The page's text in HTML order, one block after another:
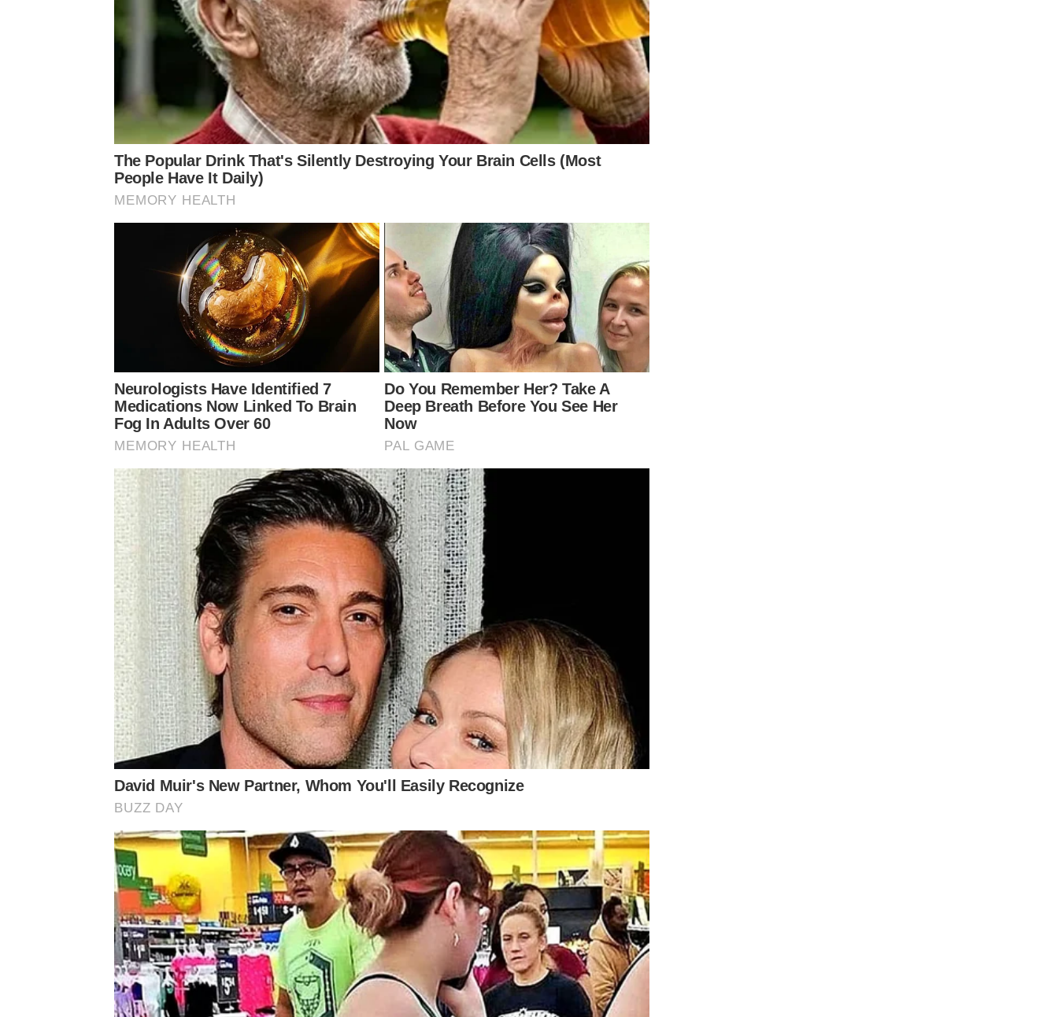
เป็นประเด็นร้อนเลยทีเดียว เมื่อมีคนในวงการโปรดักชั่นโฆษณา ระบุถึงปัญหาตัวแม่ตัวพ่อช่างแต่งหน้าดารา โดย
บอกว่า ให้ลดความสำคัญกับช่างหน้าช่างผมดารา เพิ่มความสำคัญกับ Production Value เพราะงานที่ดี ดีที่ไอเดีย ดี
ซึ่งงานนี้ก็มีคนวงการ TVC (Television Commercial) หรือหนังโฆษณา เข้ามาแสดงความคิดเห็นกันมากมาย ไม่ว่าจะ
เป็น ค่าตัวเอามาเติมค่าอาร์ต ค่ากล้อง ที่โดนกดเอาไว้ได้เยอะ ช่างหน้าช่างผมบางคนเรื่องมากกว่าดารา ค่าแต่งหน้า
70,000 ต้องการขอหมอนวดกับเต็นท์แอร์ ราคาก็แรงขูดเลือดขูดเนื้อ เอามาเพิ่มงานดีๆ ได้ ราคาแพงกว่าค่าโป
รดักชั่น บางคนแทบจะบินมาเหนือดาราศิลปินอีก บางคนนะคะ ไม่ทุกคน เพราะช่างบางคนก็น่ารักมาก
ซึ่งบางคอมเมนต์ก็เสนอให้เลิกใช้ดารา เพราะช่างหน้าช่างผมเป็นที่จะขึ้นไปเป็นตัวแม่ตัวพ่อได้ก็เพราะดารา เวลาไป
ออกงานอื่นแต่งให้ฟรี แต่มาฟาดราคากับ TVC พร้อมบอกว่า ตอนนี้ผู้กำกับหลายคนไม่รับงานที่ใช้ดาราเป็นพรี
เซนเตอร์ โดยแนะนำกันว่า สมัยก่อนหนังโฆษณาใช้นายแบบนางแบบหน้าใหม่ จนโด่งดังกลายเป็นดารา แต่สมัยนี้เอา
เงินไปทุ่มกับดาราจนหมด ดาราคือพระเจ้า ซึ่งโพสต์ดังกล่าวมีคนแชร์ไปจำนวนมาก พร้อมมีคนแสดงความคิดว่า ไม่
ต้องลดราคาแต่จดชื่อส่งสรรพกร คิดภาษีย้อนหลัง ว้าย! คุณพระ อุ๊ป!
by TVPOOL ONLINE
The Popular Drink That's Silently Destroying Your Brain Cells (Most
People Have It Daily)
MEMORY HEALTH
Neurologists Have Identified 7
Medications Now Linked To Brain
Fog In Adults Over 60
MEMORY HEALTH
Do You Remember Her? Take A
Deep Breath Before You See Her
Now
PAL GAME
David Muir's New Partner, Whom You'll Easily Recognize
BUZZ DAY